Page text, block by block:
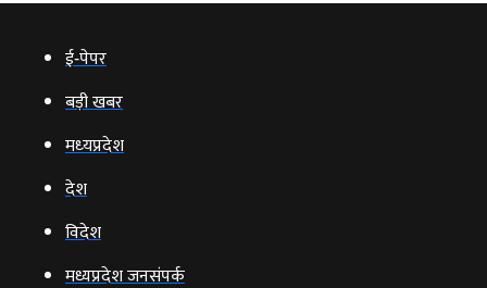
ई‑पेपर
बड़ी खबर
मध्‍यप्रदेश
देश
विदेश
मध्यप्रदेश जनसंपर्क